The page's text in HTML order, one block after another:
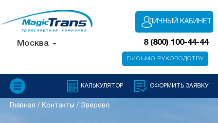
Москва 8 (800) 100-44-44
ЛИЧНЫЙ КАБИНЕТ
ПИСЬМО РУКОВОДСТВУ
КАЛЬКУЛЯТОР ОФОРМИТЬ ЗАЯВКУ
Главная / Контакты / Зверево